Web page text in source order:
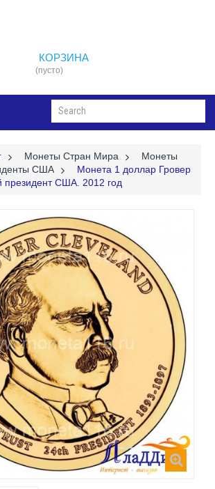
КОРЗИНА
(пусто)
> Монеты Стран Мира >
Монеты
США >
Монета 1 доллар Гровер
президент США. 2012 год